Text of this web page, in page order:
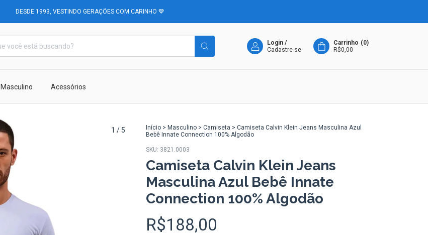
DESDE 1993, VESTINDO GERAÇÕES COM CARINHO 💙
Login /
Cadastre-se
Carrinho (0)
R$0,00
Masculino Acessórios
1 / 5 Início > Masculino > Camiseta > Camiseta Calvin Klein Jeans Masculina Azul
Bebê Innate Connection 100% Algodão
SKU: 3821.0003
Camiseta Calvin Klein Jeans
Masculina Azul Bebê Innate
Connection 100% Algodão
R$188,00